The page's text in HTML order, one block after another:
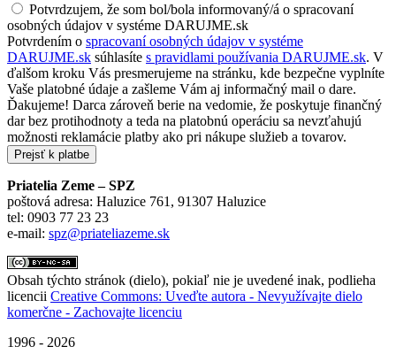
Potvrdzujem, že som bol/bola informovaný/á o spracovaní
osobných údajov v systéme DARUJME.sk
Potvrdením o spracovaní osobných údajov v systéme
DARUJME.sk súhlasíte s pravidlami používania DARUJME.sk. V
ďalšom kroku Vás presmerujeme na stránku, kde bezpečne vyplníte
Vaše platobné údaje a zašleme Vám aj informačný mail o dare.
Ďakujeme! Darca zároveň berie na vedomie, že poskytuje finančný
dar bez protihodnoty a teda na platobnú operáciu sa nevzťahujú
možnosti reklamácie platby ako pri nákupe služieb a tovarov.
Priatelia Zeme – SPZ
poštová adresa: Haluzice 761, 91307 Haluzice
tel: 0903 77 23 23
e-mail: spz@priateliazeme.sk
Obsah týchto stránok (dielo), pokiaľ nie je uvedené inak, podlieha
licencii Creative Commons: Uveďte autora - Nevyužívajte dielo
komerčne - Zachovajte licenciu
1996 - 2026